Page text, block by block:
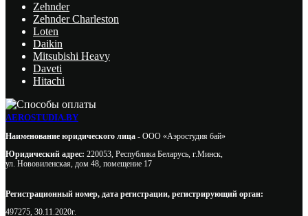
Zehnder
Zehnder Charleston
Loten
Daikin
Mitsubishi Heavy
Daveti
Hitachi
AEROSTUDIA.BY
Наименование юридического лица - ООО «Аэростудия бай»
Юридический адрес: 220053, Республика Беларусь, г.Минск,
ул. Нововиленская, дом 48, помещение 17
Регистрационный номер, дата регистрации, регистрирующий орган:
497275, 30.11.2020г.